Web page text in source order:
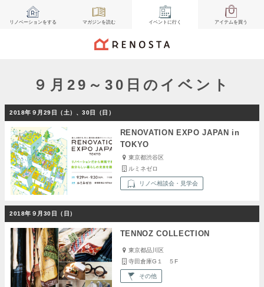
リノベーションをする マガジンを読む イベント に行く アイテムを買う
９月29～30日のイベント
2018年９月29日（土）、30日（日）
RENOVATION EXPO JAPAN in
TOKYO
東京都渋谷区
ルミネゼロ
リノベ相談会・見学会
2018年９月30日（日）
TENNOZ COLLECTION
東京都品川区
寺田倉庫G１ ５F
その他